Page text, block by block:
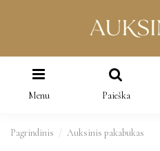
Menu Paieška
Pagrindinis Auksinis pakabukas